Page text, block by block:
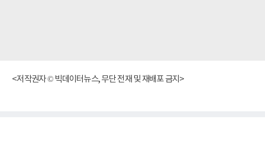
<저작권자 © 빅데이터뉴스, 무단 전재 및 재배포 금지>